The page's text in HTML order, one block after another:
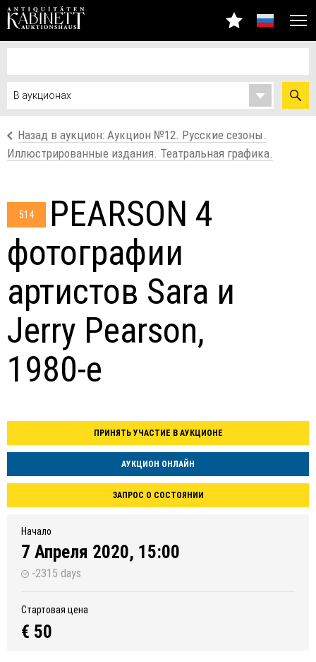
Назад в аукцион: Аукцион №12. Русские сезоны.
Иллюстрированные издания. Театральная графика.
514
PEARSON 4
фотографии
артистов Sara и
Jerry Pearson,
1980-е
ПРИНЯТЬ УЧАСТИЕ В АУКЦИОНЕ
АУКЦИОН ОНЛАЙН
ЗАПРОС О СОСТОЯНИИ
Начало
7 Апреля 2020, 15:00
-2315 days
Стартовая цена
€ 50